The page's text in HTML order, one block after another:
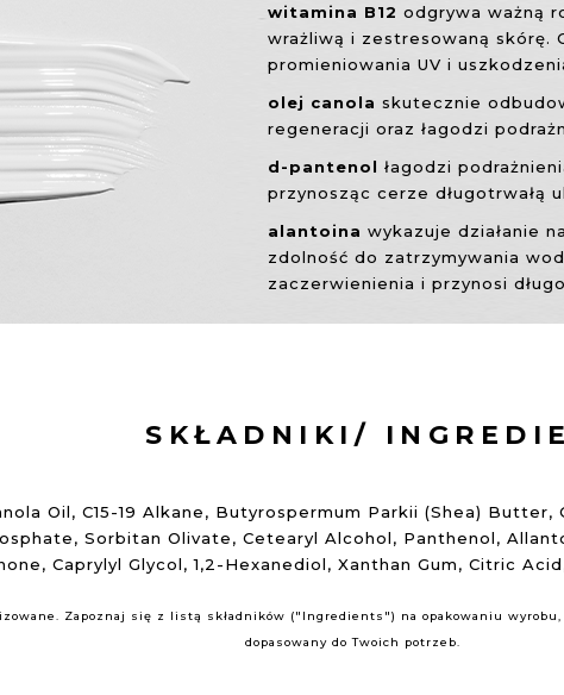
witamina B12 odgrywa ważną
wrażliwą i zestresowaną skórę.
promieniowania UV i
olej canola skutecznie
regeneracji oraz łagodzi
d-pantenol łagodzi
przynosząc cerze długotrwałą
alantoina wykazuje działanie
zdolność do zatrzymywania
zaczerwienienia i przynosi
SKŁADNIKI/
Oil, C15-19 Alkane, Butyrospermum Parkii (Shea)
Sorbitan Olivate, Cetearyl Alcohol, Panthenol,
Caprylyl Glycol, 1,2-Hexanediol, Xanthan Gum, Citric
Zapoznaj się z listą składników ("Ingredients") na opakowaniu
dopasowany do Twoich potrzeb.